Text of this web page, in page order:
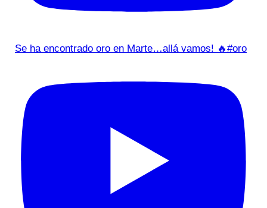
Se ha encontrado oro en Marte…allá vamos! 🔥#oro